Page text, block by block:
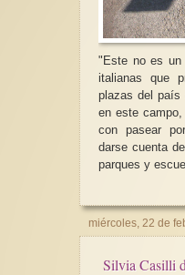
"Este no es un
italianas que
plazas del país
en este campo,
con pasear
darse cuenta
parques y
miércoles, 22 de
Silvia Casilli